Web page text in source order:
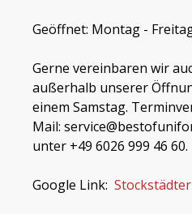
Geöffnet: Montag -
Gerne vereinbaren wir
außerhalb unserer
einem Samstag.
Mail:
unter +49 6026 999 46 60.
Google Link: